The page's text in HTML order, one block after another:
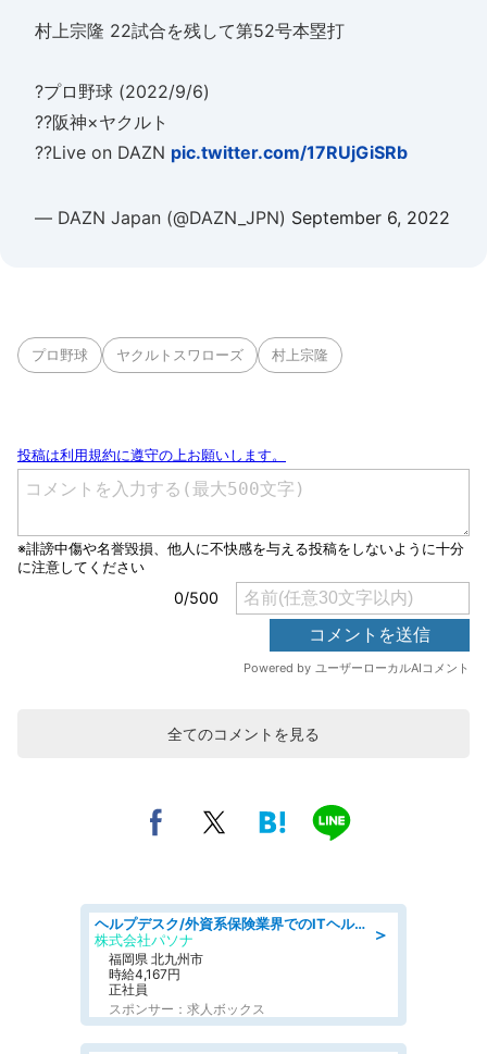
村上宗隆 22試合を残して第52号本塁打
?プロ野球 (2022/9/6)
??阪神×ヤクルト
??Live on DAZN pic.twitter.com/17RUjGiSRb
— DAZN Japan (@DAZN_JPN) September 6, 2022
プロ野球 ヤクルトスワローズ 村上宗隆
全てのコメントを見る
＞
ヘルプデスク/外資系保険業界でのITヘルプデスク業務/駅近/即日勤務可/ヘルプデスク
株式会社パソナ
福岡県 北九州市
時給4,167円
正社員
スポンサー：求人ボックス